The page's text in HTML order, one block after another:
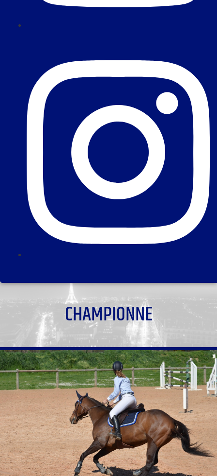
CHAMPIONNE